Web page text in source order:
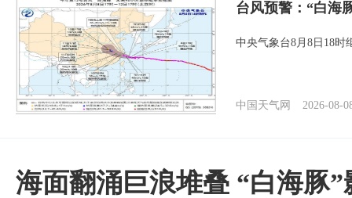
台风预警：“白海
中央气象台8月8日18时
中国天气网 2026-08-
海面翻涌巨浪堆叠 “白海豚”